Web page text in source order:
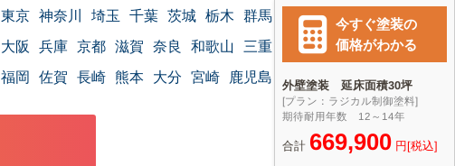
東京 神奈川 埼玉 千葉 茨城 栃木 群馬
大阪 兵庫 京都 滋賀 奈良 和歌山 三重
福岡 佐賀 長崎 熊本 大分 宮崎 鹿児島 沖縄